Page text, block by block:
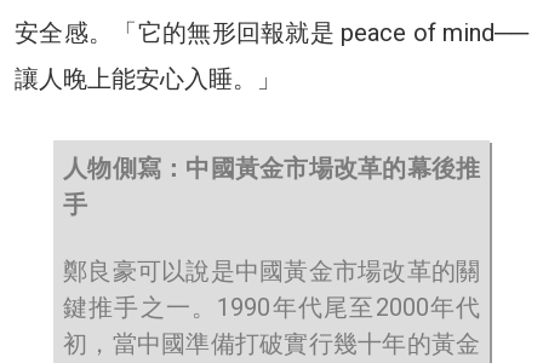
安全感。「它的無形回報就是 peace of mind──
讓人晚上能安心入睡。」
人物側寫：中國黃金市場改革的幕後推
手
鄭良豪可以說是中國黃金市場改革的關
鍵推手之一。1990年代尾至2000年代
初，當中國準備打破實行幾十年的黃金